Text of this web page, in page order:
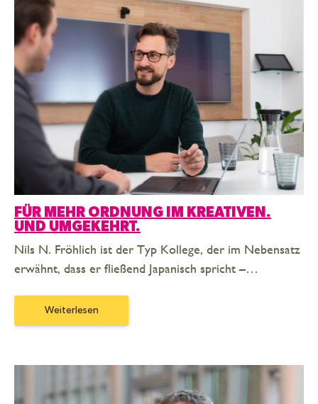
FÜR MEHR ORDNUNG IM KREATIVEN.
UND UMGEKEHRT.
Nils N. Fröhlich ist der Typ Kollege, der im Nebensatz
erwähnt, dass er fließend Japanisch spricht –…
Weiterlesen